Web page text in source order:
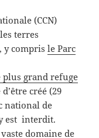
(CCN)
terres
y comprisle Parc
plus grand refuge
créé (29
national de
est interdit.
domaine de